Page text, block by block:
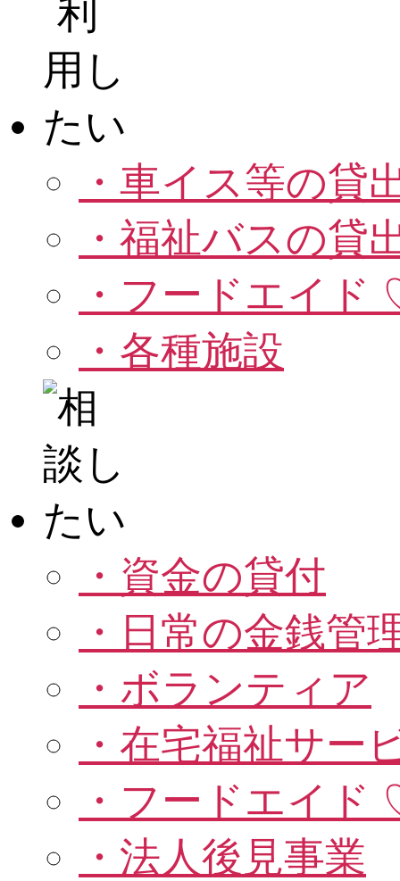
・車イス等の貸
・福祉バスの貸
・フードエイ
・各種施設
・資金の貸付
・日常の金銭管
・ボランティア
・在宅福祉サー
・フードエイ
・法人後見事業